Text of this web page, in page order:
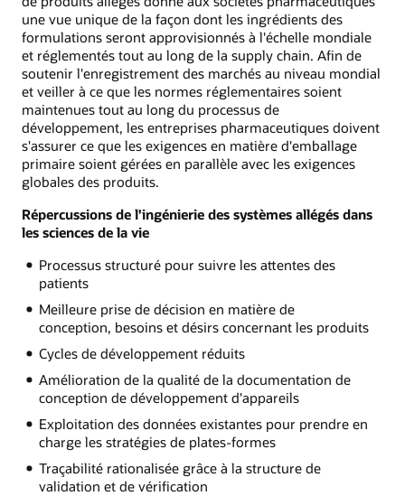
une vue unique de la façon dont les ingrédients des
formulations seront approvisionnés à l'échelle mondiale
et réglementés tout au long de la supply chain. Afin de
soutenir l'enregistrement des marchés au niveau mondial
et veiller à ce que les normes réglementaires soient
maintenues tout au long du processus de
développement, les entreprises pharmaceutiques doivent
s'assurer ce que les exigences en matière d'emballage
primaire soient gérées en parallèle avec les exigences
globales des produits.
Répercussions de l'ingénierie des systèmes allégés dans
les sciences de la vie
Processus structuré pour suivre les attentes des
patients
Meilleure prise de décision en matière de
conception, besoins et désirs concernant les produits
Cycles de développement réduits
Amélioration de la qualité de la documentation de
conception de développement d'appareils
Exploitation des données existantes pour prendre en
charge les stratégies de plates-formes
Traçabilité rationalisée grâce à la structure de
validation et de vérification